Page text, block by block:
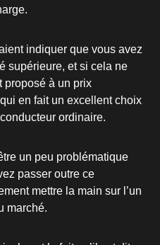
indiquer que vous avez
supérieure, et si cela ne
proposé à un prix
en fait un excellent choix
ordinaire.
un peu problématique
passer outre ce
mettre la main sur l’un
marché.